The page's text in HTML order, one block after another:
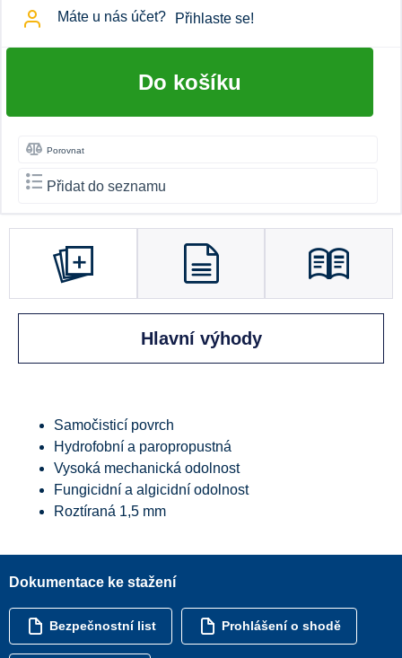
Máte u nás účet? Přihlaste se!
Do košíku
Porovnat
Přidat do seznamu
Hlavní výhody
Samočisticí povrch
Hydrofobní a paropropustná
Vysoká mechanická odolnost
Fungicidní a algicidní odolnost
Roztíraná 1,5 mm
Dokumentace ke stažení
Bezpečnostní list Prohlášení o shodě